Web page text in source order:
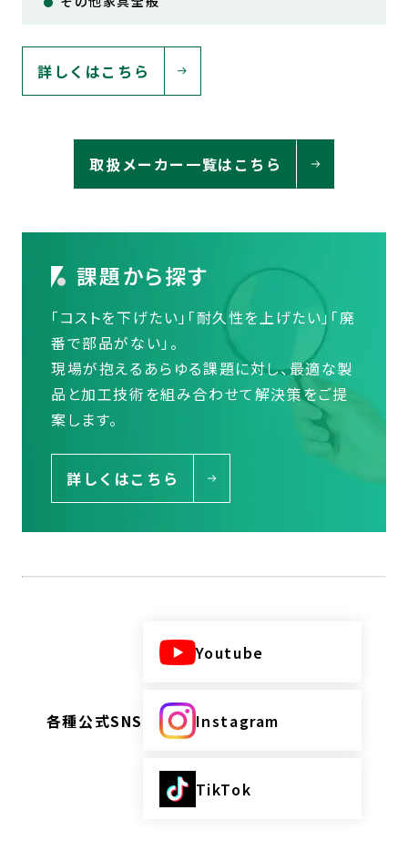
詳しくはこちら
取扱メーカー一覧はこちら
課題から探す
「コストを下げたい」「耐久性を上げたい」「廃
番で部品がない」。
現場が抱えるあらゆる課題に対し、最適な製
品と加工技術を組み合わせて解決策をご提
案します。
詳しくはこちら
各種公式SNS
Youtube
Instagram
TikTok